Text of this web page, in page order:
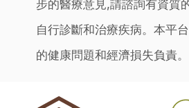
步的醫療意見,請諮詢有資質
自行診斷和治療疾病。本平
的健康問題和經濟損失負責。